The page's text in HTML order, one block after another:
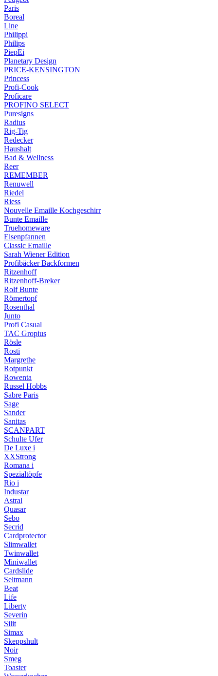
Paris
Boreal
Line
Philippi
Philips
PiepEi
Planetary Design
PRICE-KENSINGTON
Princess
Profi-Cook
Proficare
PROFINO SELECT
Puresigns
Radius
Rig-Tig
Redecker
Haushalt
Bad & Wellness
Reer
REMEMBER
Renuwell
Riedel
Riess
Nouvelle Emaille Kochgeschirr
Bunte Emaille
Truehomeware
Eisenpfannen
Classic Emaille
Sarah Wiener Edition
Profibäcker Backformen
Ritzenhoff
Ritzenhoff-Breker
Rolf Bunte
Römertopf
Rosenthal
Junto
Profi Casual
TAC Gropius
Rösle
Rosti
Margrethe
Rotpunkt
Rowenta
Russel Hobbs
Sabre Paris
Sage
Sander
Sanitas
SCANPART
Schulte Ufer
De Luxe i
XXStrong
Romana i
Spezialtöpfe
Rio i
Industar
Astral
Quasar
Sebo
Secrid
Cardprotector
Slimwallet
Twinwallet
Miniwallet
Cardslide
Seltmann
Beat
Life
Liberty
Severin
Silit
Simax
Skeppshult
Noir
Smeg
Toaster